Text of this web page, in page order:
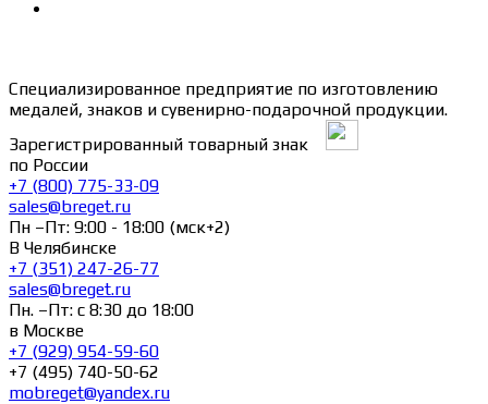
Специализированное предприятие по изготовлению
медалей, знаков и сувенирно-подарочной продукции.
Зарегистрированный товарный знак
по России
+7 (800) 775-33-09
sales@breget.ru
Пн –Пт: 9:00 - 18:00 (мск+2)
В Челябинске
+7 (351) 247-26-77
sales@breget.ru
Пн. –Пт: с 8:30 до 18:00
в Москве
+7 (929) 954-59-60
+7 (495) 740-50-62
mobreget@yandex.ru